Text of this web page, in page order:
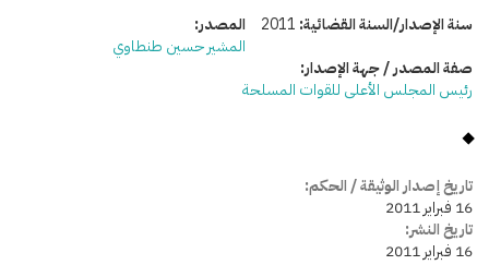
سنة الإصدار/السنة القضائية: 2011
المصدر:
المشير حسين طنطاوي
صفة المصدر / جهة الإصدار:
رئيس المجلس الأعلى للقوات المسلحة
تاريخ إصدار الوثيقة / الحكم:
16 فبراير 2011
تاريخ النشر:
16 فبراير 2011